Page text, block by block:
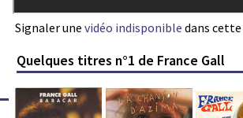
Signaler une vidéo indisponible dans cette
Quelques titres n°1 de France Gall